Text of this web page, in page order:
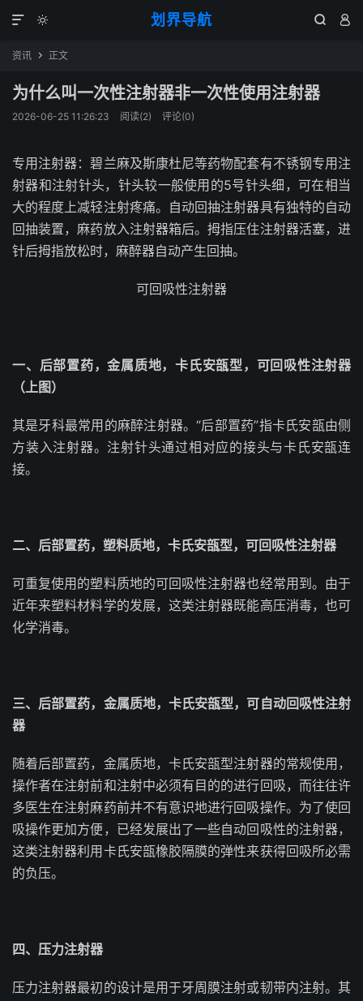
划界导航
  

资讯  正文
为什么叫一次性注射器非一次性使用注射器
2026-06-25 11:26:23 阅读(2) 评论(0)
专用注射器：碧兰麻及斯康杜尼等药物配套有不锈钢专用注
射器和注射针头，针头较一般使用的5号针头细，可在相当
大的程度上减轻注射疼痛。自动回抽注射器具有独特的自动
回抽装置，麻药放入注射器箱后。拇指压住注射器活塞，进
针后拇指放松时，麻醉器自动产生回抽。
可回吸性注射器
一、后部置药，金属质地，卡氏安瓿型，可回吸性注射器
（上图）
其是牙科最常用的麻醉注射器。“后部置药”指卡氏安瓿由侧
方装入注射器。注射针头通过相对应的接头与卡氏安瓿连
接。
二、后部置药，塑料质地，卡氏安瓿型，可回吸性注射器
可重复使用的塑料质地的可回吸性注射器也经常用到。由于
近年来塑料材料学的发展，这类注射器既能高压消毒，也可
化学消毒。
三、后部置药，金属质地，卡氏安瓿型，可自动回吸性注射
器
随着后部置药，金属质地，卡氏安瓿型注射器的常规使用，
操作者在注射前和注射中必须有目的的进行回吸，而往往许
多医生在注射麻药前并不有意识地进行回吸操作。为了使回
吸操作更加方便，已经发展出了一些自动回吸性的注射器，
这类注射器利用卡氏安瓿橡胶隔膜的弹性来获得回吸所必需
的负压。
四、压力注射器
压力注射器最初的设计是用于牙周膜注射或韧带内注射。其